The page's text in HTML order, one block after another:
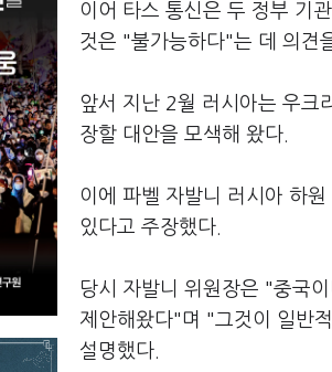
이어 타스 통신은 두 정부 기
것은 "불가능하다"는 데 의견
앞서 지난 2월 러시아는 우크
장할 대안을 모색해 왔다.
이에 파벨 자발니 러시아 하
있다고 주장했다.
당시 자발니 위원장은 "중국
제안해왔다"며 "그것이 일반
설명했다.